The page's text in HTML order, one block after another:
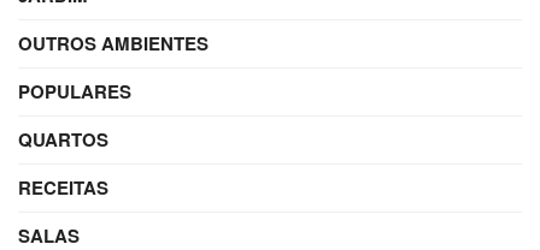
OUTROS AMBIENTES
POPULARES
QUARTOS
RECEITAS
SALAS